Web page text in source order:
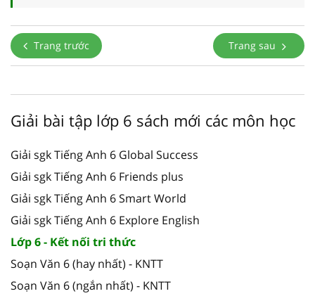
Trang trước Trang sau
Giải bài tập lớp 6 sách mới các môn học
Giải sgk Tiếng Anh 6 Global Success
Giải sgk Tiếng Anh 6 Friends plus
Giải sgk Tiếng Anh 6 Smart World
Giải sgk Tiếng Anh 6 Explore English
Lớp 6 - Kết nối tri thức
Soạn Văn 6 (hay nhất) - KNTT
Soạn Văn 6 (ngắn nhất) - KNTT